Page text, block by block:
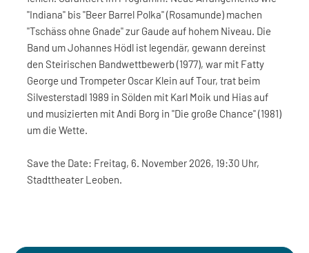
"Indiana" bis "Beer Barrel Polka" (Rosamunde) machen
"Tschäss ohne Gnade" zur Gaude auf hohem Niveau. Die
Band um Johannes Hödl ist legendär, gewann dereinst
den Steirischen Bandwettbewerb (1977), war mit Fatty
George und Trompeter Oscar Klein auf Tour, trat beim
Silvesterstadl 1989 in Sölden mit Karl Moik und Hias auf
und musizierten mit Andi Borg in "Die große Chance" (1981)
um die Wette.
Save the Date: Freitag, 6. November 2026, 19:30 Uhr,
Stadttheater Leoben.